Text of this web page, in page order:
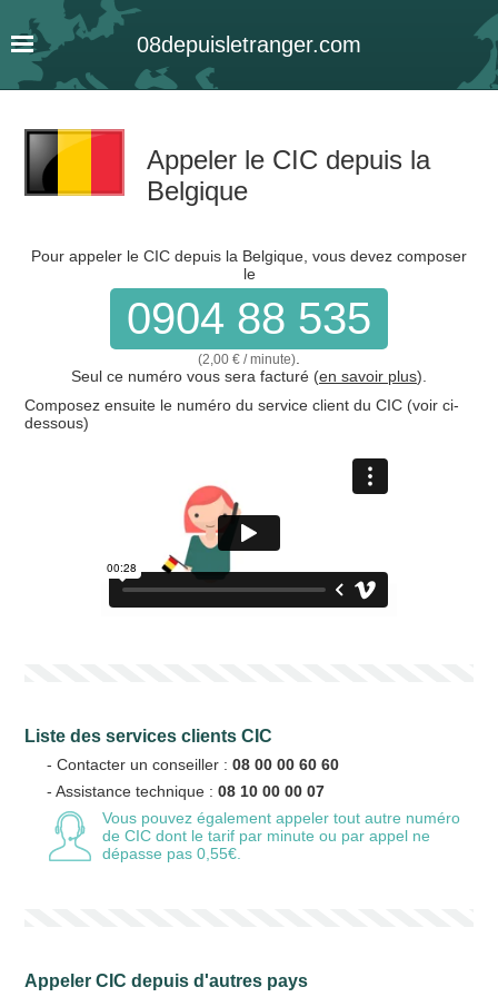
08depuisletranger.com
Appeler le CIC depuis la
Belgique
Pour appeler le CIC depuis la Belgique, vous devez composer
le
0904 88 535
(2,00 € / minute)
Seul ce numéro vous sera facturé (en savoir plus).
Composez ensuite le numéro du service client du CIC (voir ci-
dessous)
Liste des services clients CIC
- Contacter un conseiller :08 00 00 60 60
- Assistance technique :08 10 00 00 07
Vous pouvez également appeler tout autre numéro
de CIC dont le tarif par minute ou par appel ne
dépasse pas 0,55€.
Appeler CIC depuis d'autres pays